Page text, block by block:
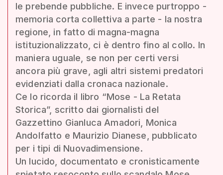
le prebende pubbliche. E invece purtroppo -
memoria corta collettiva a parte - la nostra
regione, in fatto di magna-magna
istituzionalizzato, ci è dentro fino al collo. In
maniera uguale, se non per certi versi
ancora più grave, agli altri sistemi predatori
evidenziati dalla cronaca nazionale.
Ce lo ricorda il libro “Mose - La Retata
Storica”, scritto dai giornalisti del
Gazzettino Gianluca Amadori, Monica
Andolfatto e Maurizio Dianese, pubblicato
per i tipi di Nuovadimensione.
Un lucido, documentato e cronisticamente